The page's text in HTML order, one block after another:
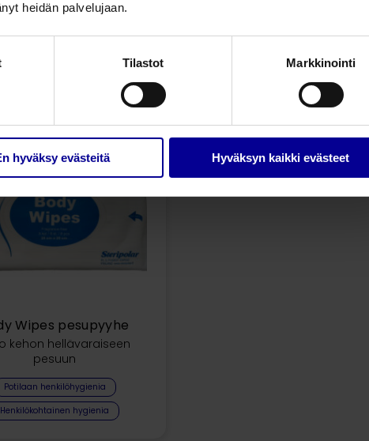
heidän palvelujaan.
Tilastot Markkinointi
hyväksy evästeitä Hyväksyn kaikki evästeet
Wipes pesupyyhe
kehon hellävaraiseen
pesuun
Potilaan henkilöhygienia
Henkilökohtainen hygienia